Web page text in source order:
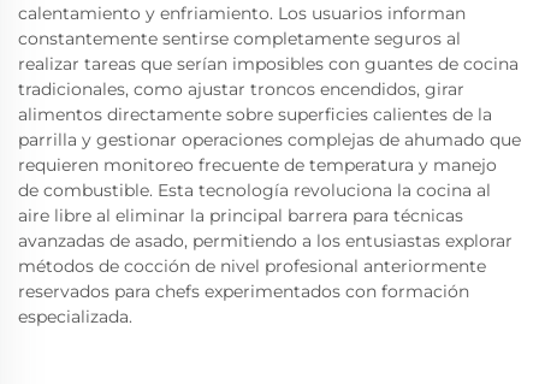
calentamiento y enfriamiento. Los usuarios informan
constantemente sentirse completamente seguros al
realizar tareas que serían imposibles con guantes de cocina
tradicionales, como ajustar troncos encendidos, girar
alimentos directamente sobre superficies calientes de la
parrilla y gestionar operaciones complejas de ahumado que
requieren monitoreo frecuente de temperatura y manejo
de combustible. Esta tecnología revoluciona la cocina al
aire libre al eliminar la principal barrera para técnicas
avanzadas de asado, permitiendo a los entusiastas explorar
métodos de cocción de nivel profesional anteriormente
reservados para chefs experimentados con formación
especializada.